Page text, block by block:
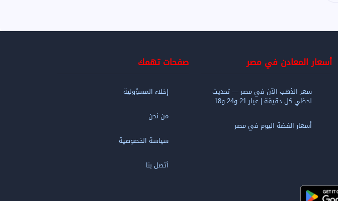
أسعار المعادن في مصر
سعر الذهب الآن في مصر — تحديث
لحظي كل دقيقة | عيار 21 و24 و18
أسعار الفضة اليوم في مصر
صفحات تهمك
إخلاء المسؤولية
من نحن
سياسة الخصوصية
أتصل بنا